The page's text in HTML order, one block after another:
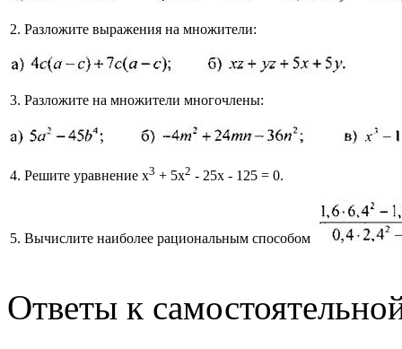
2. Разложите выражения на множители:
3. Разложите на множители многочлены:
4. Решите уравнение х3 + 5х2 - 25х - 125 = 0.
5. Вычислите наиболее рациональным способом
Ответы к